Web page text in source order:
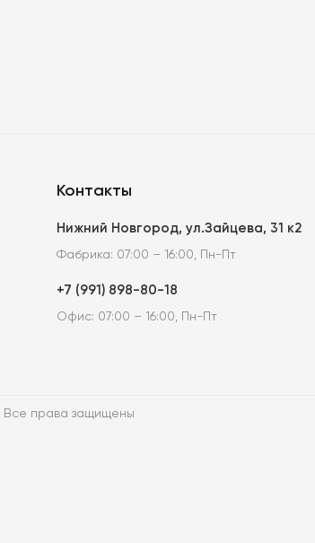
Контакты
Нижний Новгород, ул.Зайцева, 31 к2
Фабрика: 07:00 – 16:00, Пн-Пт
+7 (991) 898-80-18
Офис: 07:00 – 16:00, Пн-Пт
Все права защищены